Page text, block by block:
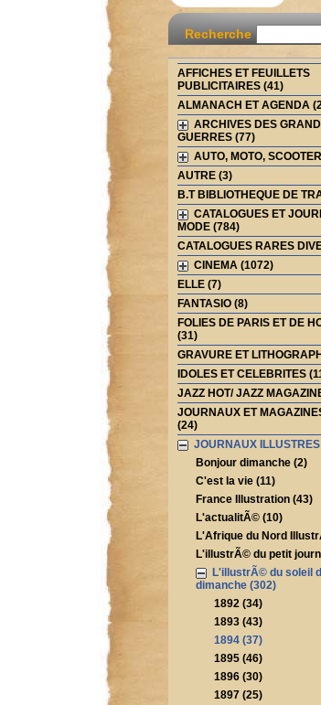
Recherche
AFFICHES ET FEUILLETS
PUBLICITAIRES (41)
ALMANACH ET AGENDA
ARCHIVES DES
GUERRES (77)
AUTO, MOTO,
AUTRE (3)
B.T BIBLIOTHEQUE DE
CATALOGUES ET
MODE (784)
CATALOGUES RARES
CINEMA (1072)
ELLE (7)
FANTASIO (8)
FOLIES DE PARIS ET DE
(31)
GRAVURE ET
IDOLES ET CELEBRITES
JAZZ HOT/ JAZZ
JOURNAUX ET
(24)
JOURNAUX
Bonjour dimanche (2)
C'est la vie (11)
France Illustration (43)
L'actualitÃ© (10)
L'Afrique du Nord
L'illustrÃ© du petit
L'illustrÃ© du soleil
dimanche (302)
1892 (34)
1893 (43)
1894 (37)
1895 (46)
1896 (30)
1897 (25)